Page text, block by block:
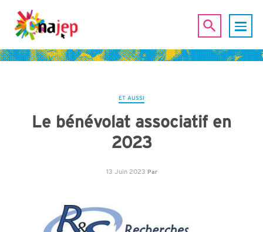
ET AUSSI
Le bénévolat associatif en
2023
13 Juin 2023 Par